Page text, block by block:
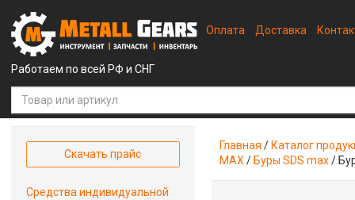
Работаем по всей РФ и СНГ
Оплата Доставка
Главная / Каталог
MAX / Буры SDS max/
Скачать прайс
Средства индивидуальной